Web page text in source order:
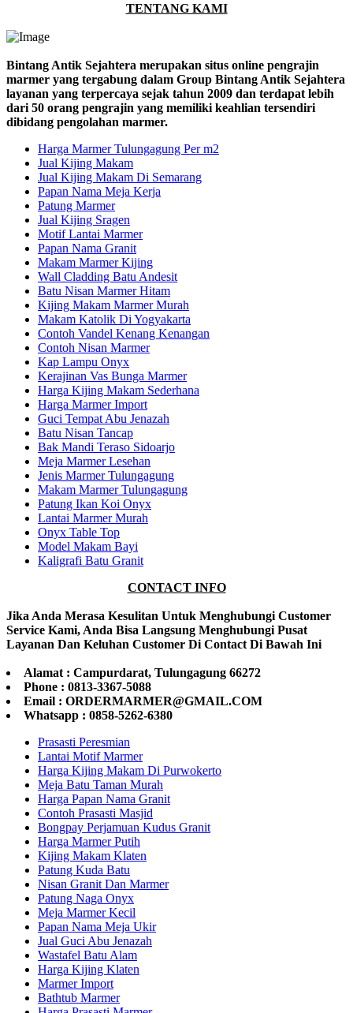
TENTANG KAMI
Bintang Antik Sejahtera merupakan situs online pengrajin
marmer yang tergabung dalam Group Bintang Antik Sejahtera
layanan yang terpercaya sejak tahun 2009 dan terdapat lebih
dari 50 orang pengrajin yang memiliki keahlian tersendiri
dibidang pengolahan marmer.
Harga Marmer Tulungagung Per m2
Jual Kijing Makam
Jual Kijing Makam Di Semarang
Papan Nama Meja Kerja
Patung Marmer
Jual Kijing Sragen
Motif Lantai Marmer
Papan Nama Granit
Makam Marmer Kijing
Wall Cladding Batu Andesit
Batu Nisan Marmer Hitam
Kijing Makam Marmer Murah
Makam Katolik Di Yogyakarta
Contoh Vandel Kenang Kenangan
Contoh Nisan Marmer
Kap Lampu Onyx
Kerajinan Vas Bunga Marmer
Harga Kijing Makam Sederhana
Harga Marmer Import
Guci Tempat Abu Jenazah
Batu Nisan Tancap
Bak Mandi Teraso Sidoarjo
Meja Marmer Lesehan
Jenis Marmer Tulungagung
Makam Marmer Tulungagung
Patung Ikan Koi Onyx
Lantai Marmer Murah
Onyx Table Top
Model Makam Bayi
Kaligrafi Batu Granit
CONTACT INFO
Jika Anda Merasa Kesulitan Untuk Menghubungi Customer
Service Kami, Anda Bisa Langsung Menghubungi Pusat
Layanan Dan Keluhan Customer Di Contact Di Bawah Ini
Alamat : Campurdarat, Tulungagung 66272
Phone : 0813-3367-5088
Email : ORDERMARMER@GMAIL.COM
Whatsapp : 0858-5262-6380
Prasasti Peresmian
Lantai Motif Marmer
Harga Kijing Makam Di Purwokerto
Meja Batu Taman Murah
Harga Papan Nama Granit
Contoh Prasasti Masjid
Bongpay Perjamuan Kudus Granit
Harga Marmer Putih
Kijing Makam Klaten
Patung Kuda Batu
Nisan Granit Dan Marmer
Patung Naga Onyx
Meja Marmer Kecil
Papan Nama Meja Ukir
Jual Guci Abu Jenazah
Wastafel Batu Alam
Harga Kijing Klaten
Marmer Import
Bathtub Marmer